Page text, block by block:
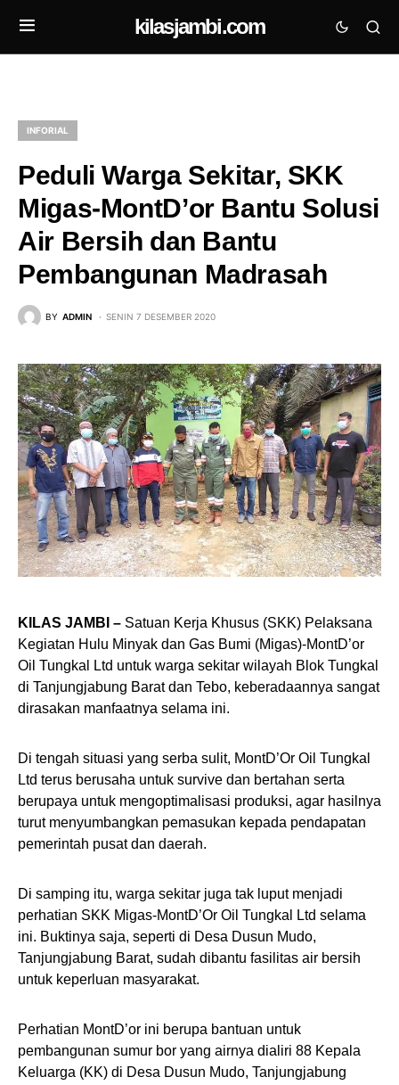
kilasjambi.com
INFORIAL
Peduli Warga Sekitar, SKK
Migas-MontD’or Bantu Solusi
Air Bersih dan Bantu
Pembangunan Madrasah
BY ADMIN SENIN 7 DESEMBER 2020
KILAS JAMBI – Satuan Kerja Khusus (SKK) Pelaksana
Kegiatan Hulu Minyak dan Gas Bumi (Migas)-MontD’or
Oil Tungkal Ltd untuk warga sekitar wilayah Blok Tungkal
di Tanjungjabung Barat dan Tebo, keberadaannya sangat
dirasakan manfaatnya selama ini.
Di tengah situasi yang serba sulit, MontD’Or Oil Tungkal
Ltd terus berusaha untuk survive dan bertahan serta
berupaya untuk mengoptimalisasi produksi, agar hasilnya
turut menyumbangkan pemasukan kepada pendapatan
pemerintah pusat dan daerah.
Di samping itu, warga sekitar juga tak luput menjadi
perhatian SKK Migas-MontD’Or Oil Tungkal Ltd selama
ini. Buktinya saja, seperti di Desa Dusun Mudo,
Tanjungjabung Barat, sudah dibantu fasilitas air bersih
untuk keperluan masyarakat.
Perhatian MontD’or ini berupa bantuan untuk
pembangunan sumur bor yang airnya dialiri 88 Kepala
Keluarga (KK) di Desa Dusun Mudo, Tanjungjabung